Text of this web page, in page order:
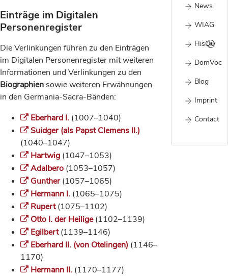
News
WIAG
HisQu
DomVoc
Blog
Imprint
Contact
Einträge im Digitalen
Personenregister
Die Verlinkungen führen zu den Einträgen
im Digitalen Personenregister mit weiteren
Informationen und Verlinkungen zu den
Biographien sowie weiteren Erwähnungen
in den Germania-Sacra-Bänden:
Eberhard I. (1007–1040)
Suidger (als Papst Clemens II.)
(1040–1047)
Hartwig (1047–1053)
Adalbero (1053–1057)
Gunther(1057–1065)
Hermann I. (1065–1075)
Rupert(1075–1102)
Otto I. der Heilige(1102–1139)
Egilbert(1139–1146)
Eberhard II. (von Otelingen) (1146–
1170)
Hermann II. (1170–1177)